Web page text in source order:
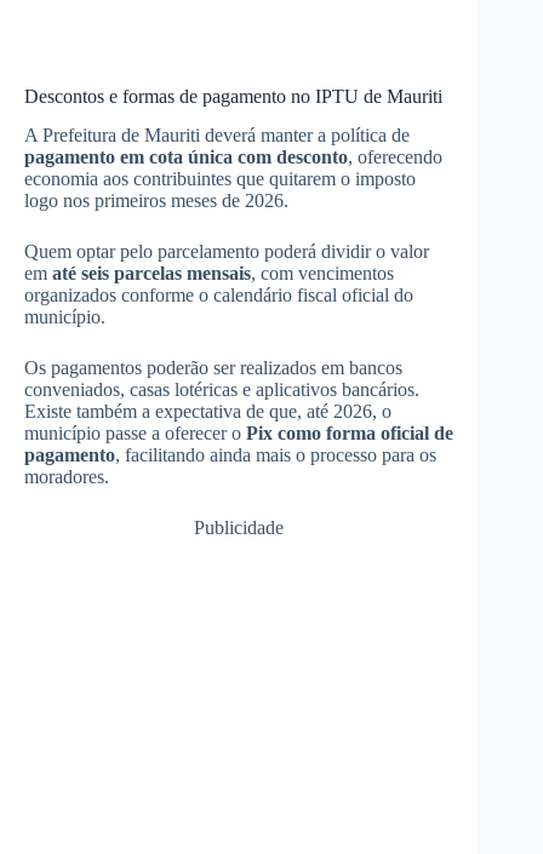
Descontos e formas de pagamento no IPTU de Mauriti
A Prefeitura de Mauriti deverá manter a política de
pagamento em cota única com desconto, oferecendo
economia aos contribuintes que quitarem o imposto
logo nos primeiros meses de 2026.
Quem optar pelo parcelamento poderá dividir o valor
em até seis parcelas mensais, com vencimentos
organizados conforme o calendário fiscal oficial do
município.
Os pagamentos poderão ser realizados em bancos
conveniados, casas lotéricas e aplicativos bancários.
Existe também a expectativa de que, até 2026, o
município passe a oferecer o Pix como forma oficial de
pagamento, facilitando ainda mais o processo para os
moradores.
Publicidade